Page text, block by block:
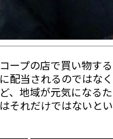
コープの店で買い物す
に配当されるのではな
ど、地域が元気になる
はそれだけではないと